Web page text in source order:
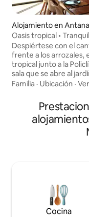
Alojamiento en
Oasis tropical •
Starlink
Despiértese con el
frente a los arrozales,
tropical junto a la
sala que se abre al
naturalmente en el
relajación, comidas
tropical. Para una
Internet Starlink,
iluminación y batería
de corte de energía.
Familia · Ubicación ·
Cocina